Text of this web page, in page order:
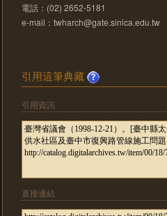
電話：(02) 2652-5181
e-mail：twharch@gate.sinica.edu.tw
引用這筆典藏
引用資訊
直接連結